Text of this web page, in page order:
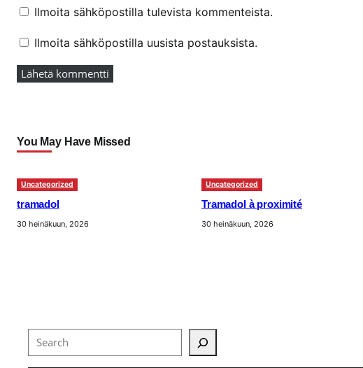
Ilmoita sähköpostilla tulevista kommenteista.
Ilmoita sähköpostilla uusista postauksista.
You May Have Missed
Uncategorized
tramadol
30 heinäkuun, 2026
Uncategorized
Tramadol à proximité
30 heinäkuun, 2026
Search